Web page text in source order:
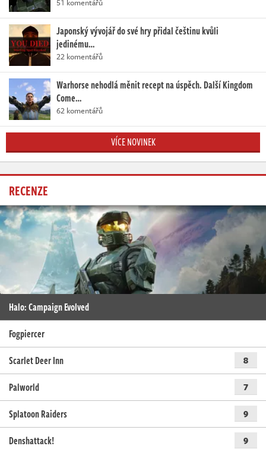
Japonský vývojář do své hry přidal češtinu kvůli
jedinému…
22 komentářů
Warhorse nehodlá měnit recept na úspěch. Další Kingdom
Come…
62 komentářů
VÍCE NOVINEK
RECENZE
Halo: Campaign Evolved
Fogpiercer
Scarlet Deer Inn
8
Palworld 7
Splatoon Raiders 9
Denshattack! 9